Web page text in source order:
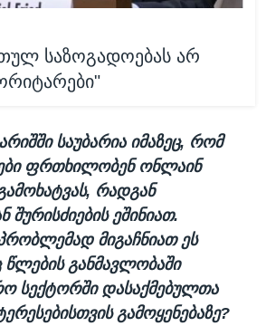
საზოგადოებას არ
საუბარია იმაზეც, რომ
ფრთხილობენ ონლაინ
რადგან
შურისძიების ეშინიათ.
მიგაჩნიათ ეს
წლების განმავლობაში
სექტორში დასაქმებულთა
გამოყენებაზე?